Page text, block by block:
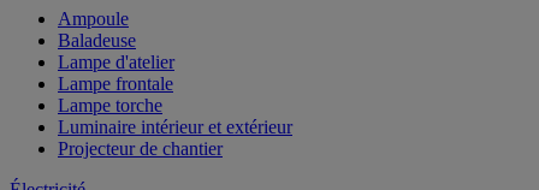
Ampoule
Baladeuse
Lampe d'atelier
Lampe frontale
Lampe torche
Luminaire intérieur et extérieur
Projecteur de chantier